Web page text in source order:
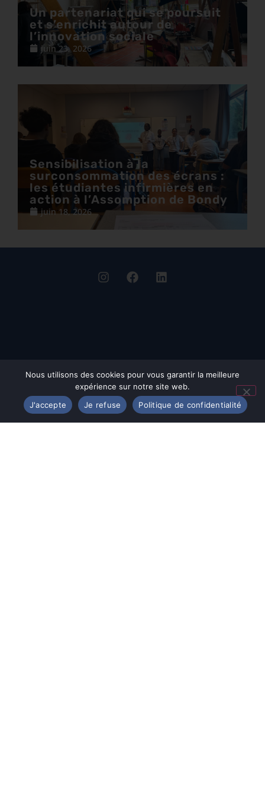
Un partenariat qui se poursuit
et s’enrichit autour de
l’innovation sociale
juin 23, 2026
Sensibilisation à la
surconsommation des écrans :
les étudiantes infirmières en
action à l’Assomption de Bondy
juin 18, 2026
Nous utilisons des cookies pour vous garantir la meilleure
expérience sur notre site web.
J'accepte
Je refuse Politique de confidentialité